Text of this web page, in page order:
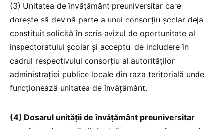
(3) Unitatea de învăţământ preuniversitar care
dorește să devină parte a unui consorţiu şcolar deja
constituit solicită în scris avizul de oportunitate al
inspectoratului şcolar şi acceptul de includere în
cadrul respectivului consorțiu al autorităţilor
administraţiei publice locale din raza teritorială unde
funcţionează unitatea de învăţământ.
(4) Dosarul unităţii de învăţământ preuniversitar